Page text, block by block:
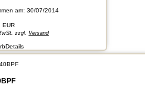
am: 30/07/2014
EUR
zzgl. Versand
Details